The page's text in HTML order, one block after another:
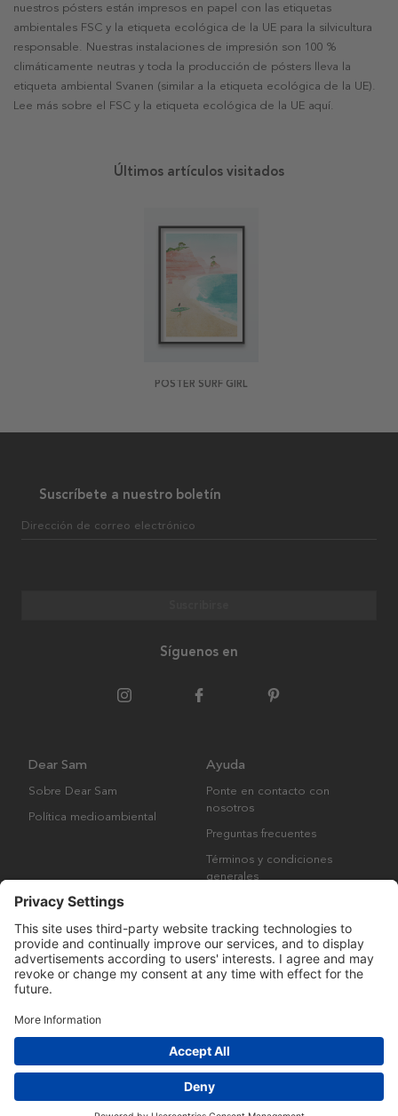
nuestros pósters están impresos en papel con las etiquetas
ambientales FSC y la etiqueta ecológica de la UE para la silvicultura
responsable. Nuestras instalaciones de impresión son 100 %
climáticamente neutras y toda la producción de pósters lleva la
etiqueta ambiental Svanen (similar a la etiqueta ecológica de la UE).
Lee más sobre el FSC y la etiqueta ecológica de la UE aquí.
Últimos artículos visitados
POSTER SURF GIRL
Suscríbete a nuestro boletín
Dirección de correo electrónico
Síguenos en
Dear Sam
Sobre Dear Sam
Política medioambiental
Ayuda
Ponte en contacto con
nosotros
Preguntas frecuentes
Términos y condiciones
generales
Derechos de autor © Many Brands AB 2023. Todos los derechos